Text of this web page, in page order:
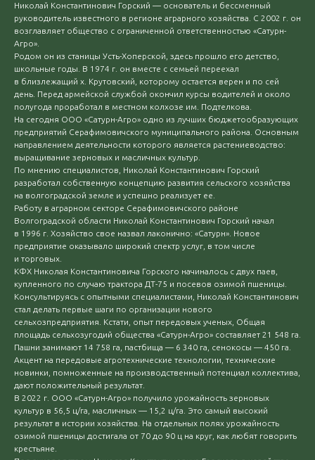
Николай Константинович Горский — основатель и бессменный
руководитель известного в регионе аграрного хозяйства. С 2002 г. он
возглавляет общество с ограниченной ответственностью «Сатурн-
Агро».
Родом он из станицы Усть-Хоперской, здесь прошло его детство,
школьные годы. В 1974 г. он вместе с семьей переехал
в близлежащий х. Крутовский, которому остается верен и по сей
день. Перед армейской службой окончил курсы водителей и около
полугода проработал в местном колхозе им. Подтелкова.
На сегодня ООО «Сатурн-Агро» одно из лучших бюджетообразующих
предприятий Серафимовичского муниципального района. Основным
направлением деятельности которого является растениеводство:
выращивание зерновых и масличных культур.
По мнению специалистов, Николай Константинович Горский
разработал собственную концепцию развития сельского хозяйства
на волгоградской земле и успешно реализует ее.
Работу в аграрном секторе Серафимовичского районе
Волгоградской области Николай Константинович Горский начал
в 1996 г. Хозяйство свое назвал лаконично: «Сатурн». Новое
предприятие оказывало широкий спектр услуг, в том числе
и торговых.
КФХ Николая Константиновича Горского начиналось с двух паев,
купленного по случаю трактора ДТ-75 и посевов озимой пшеницы.
Консультируясь с опытными специалистами, Николай Константинович
стал делать первые шаги по организации нового
сельхозпредприятия. Кстати, опыт передовых ученых, Общая
площадь сельхозугодий общества «Сатурн-Агро» составляет 21 548 га.
Пашни занимают 14 758 га, пастбища — 6 340 га, сенокосы — 450 га.
Акцент на передовые агротехнические технологии, технические
новинки, помноженные на производственный потенциал коллектива,
дают положительный результат.
В 2022 г. ООО «Сатурн-Агро» получило урожайность зерновых
культур в 56,5 ц/га, масличных — 15,2 ц/га. Это самый высокий
результат в истории хозяйства. На отдельных полях урожайность
озимой пшеницы достигала от 70 до 90 ц на круг, как любят говорить
крестьяне.